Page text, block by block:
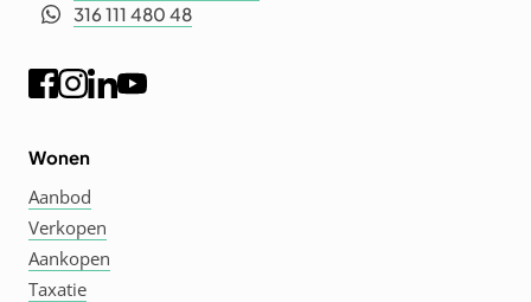
316 111 480 48
Wonen
Aanbod
Verkopen
Aankopen
Taxatie